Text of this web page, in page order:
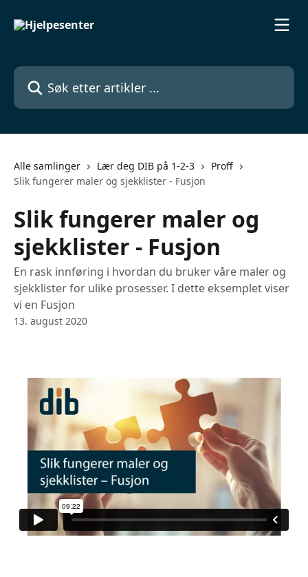
Søk etter artikler ...
Alle samlinger Lær deg DIB på 1-2-3
Proff
Slik fungerer maler og sjekklister - Fusjon
Slik fungerer maler og
sjekklister - Fusjon
En rask innføring i hvordan du bruker våre maler og
sjekklister for ulike prosesser. I dette eksemplet viser
vi en Fusjon
13. august 2020